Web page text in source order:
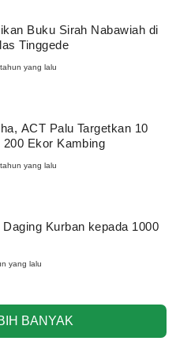
Buku Sirah Nabawiah di
Tinggede
yang lalu
ACT Palu Targetkan 10
200 Ekor Kambing
yang lalu
Kurban kepada 1000
yang lalu
BANYAK